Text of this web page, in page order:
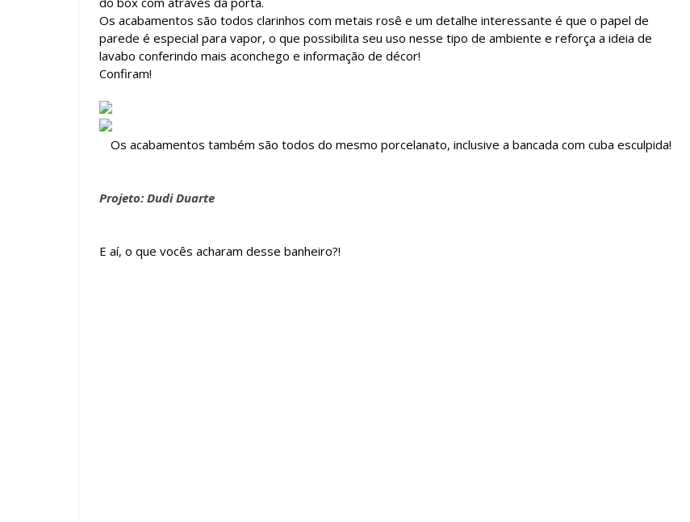
Os acabamentos são todos clarinhos com metais rosê e um detalhe interessante é que o papel de
parede é especial para vapor, o que possibilita seu uso nesse tipo de ambiente e reforça a ideia de
lavabo conferindo mais aconchego e informação de décor!
Confiram!
Os acabamentos também são todos do mesmo porcelanato, inclusive a bancada com cuba esculpida!
Projeto: Dudi Duarte
E aí, o que vocês acharam desse banheiro?!